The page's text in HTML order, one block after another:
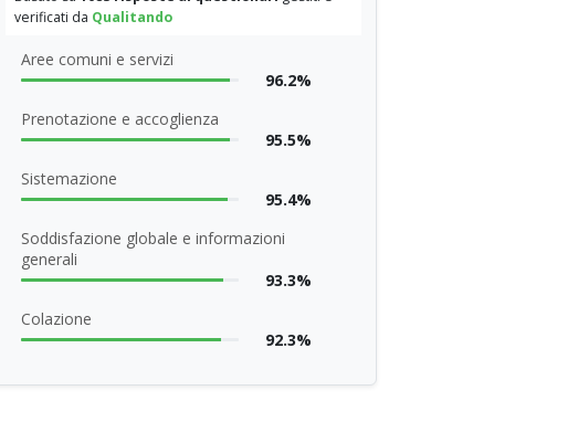
verificati da Qualitando
Aree comuni e servizi
96.2%
Prenotazione e accoglienza
95.5%
Sistemazione
95.4%
Soddisfazione globale e informazioni
generali
93.3%
Colazione
92.3%